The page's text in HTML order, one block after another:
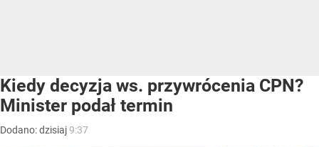
Kiedy decyzja ws. przywrócenia CPN?
Minister podał termin
Dodano:dzisiaj9:37